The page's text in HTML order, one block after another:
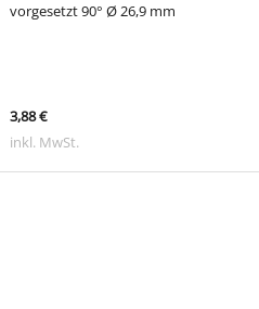
vorgesetzt 90° Ø 26,9 mm
3,88 €
inkl. MwSt.